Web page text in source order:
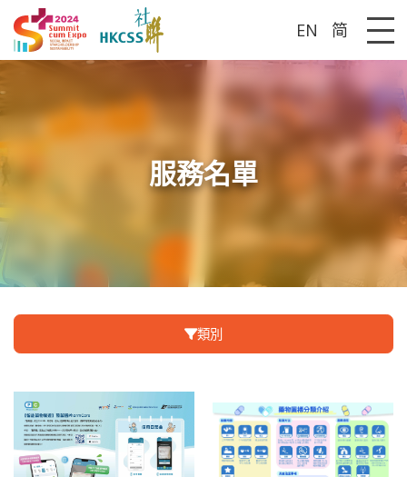
EN 简
服務名單
類別